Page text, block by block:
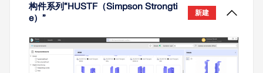
构件系列“HUSTF（Simpson Strongti
e）”
新建